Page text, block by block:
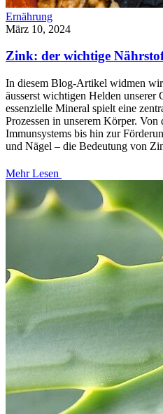
Ernährung
März 10, 2024
Zink: der wichtige
In diesem Blog-Artikel widmen wir
äusserst wichtigen Helden unserer
essenzielle Mineral spielt eine
Prozessen in unserem Körper. Von
Immunsystems bis hin zur
und Nägel – die Bedeutung von
Mehr Lesen